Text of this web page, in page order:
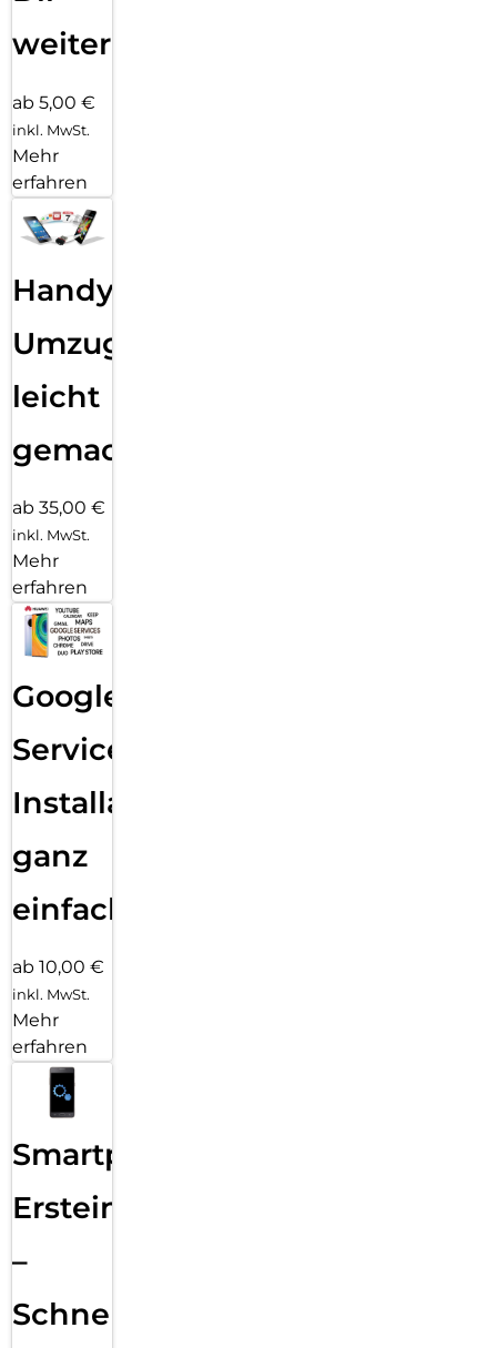
weiter
ab 5,00 €
inkl. MwSt.
Mehr
erfahren
Handy
Umzug
leicht
gemacht!
ab 35,00 €
inkl. MwSt.
Mehr
erfahren
Google
Services
Installation
ganz
einfach
ab 10,00 €
inkl. MwSt.
Mehr
erfahren
Smartphone
Ersteinrichtung
–
Schnelle